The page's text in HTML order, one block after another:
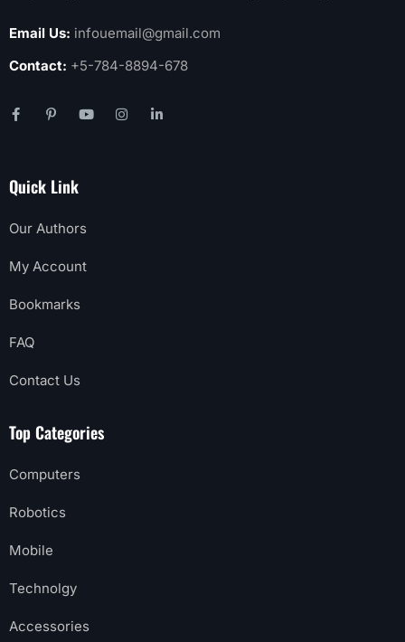
Email Us: infouemail@gmail.com
Contact: +5-784-8894-678
Quick Link
Our Authors
My Account
Bookmarks
FAQ
Contact Us
Top Categories
Computers
Robotics
Mobile
Technolgy
Accessories